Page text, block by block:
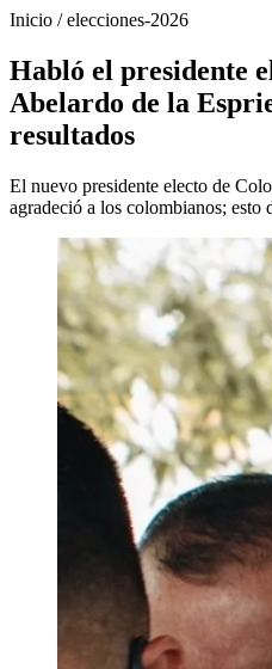
Inicio /elecciones-2026
Habló el presidente
Abelardo de la
resultados
El nuevo presidente electo de
agradeció a los colombianos; esto